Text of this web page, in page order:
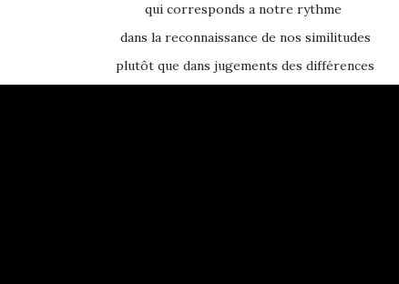
qui corresponds a notre rythme
dans la reconnaissance de nos similitudes
plutôt que dans jugements des différences